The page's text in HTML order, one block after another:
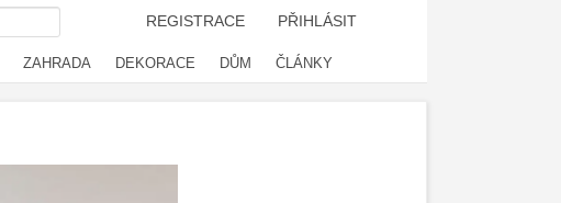
REGISTRACE PŘIHLÁSIT
ZAHRADA DEKORACE DŮM ČLÁNKY